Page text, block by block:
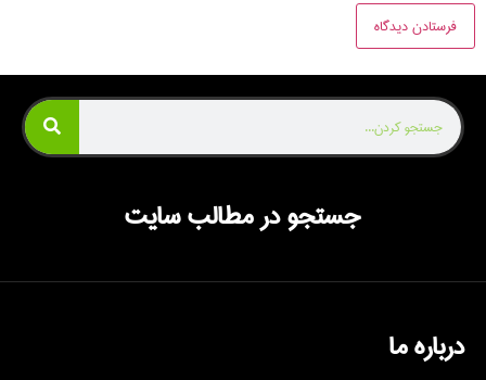
جستجو در مطالب سایت
درباره ما